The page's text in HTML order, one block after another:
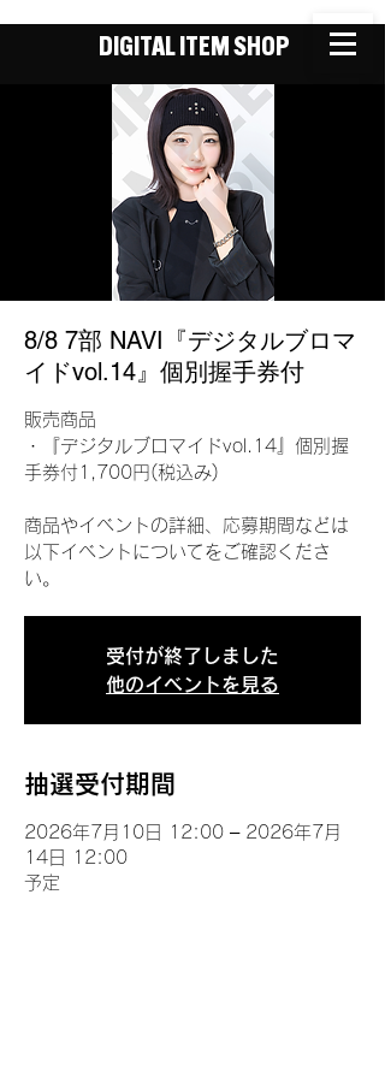
DIGITAL ITEM SHOP
8/8 7部 NAVI『デジタルブロマ
イドvol.14』個別握手券付
販売商品
・『デジタルブロマイドvol.14』個別握
手券付1,700円(税込み)
商品やイベントの詳細、応募期間などは
以下イベントについてをご確認くださ
い。
受付が終了しました
他のイベントを見る
抽選受付期間
2026年7月10日 12:00 – 2026年7月
14日 12:00
予定